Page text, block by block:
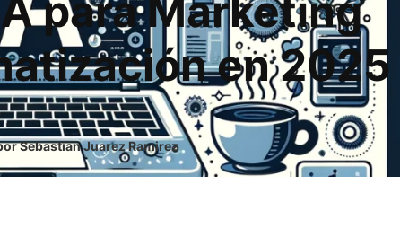
para Marketing
en 2025
Sebastian Juarez Ramirez